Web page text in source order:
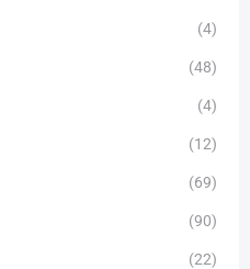
(4)
(48)
(4)
(12)
(69)
(90)
(22)